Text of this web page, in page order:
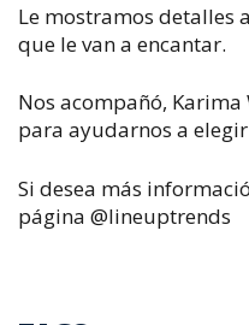
Le mostramos detalles
que le van a encantar.
Nos acompañó,
para ayudarnos a
Si desea más
página @lineuptrends